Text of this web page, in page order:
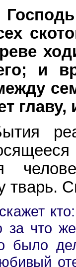
и
тварь.
что
было